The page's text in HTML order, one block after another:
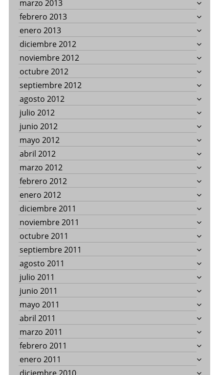
marzo 2013
febrero 2013
enero 2013
diciembre 2012
noviembre 2012
octubre 2012
septiembre 2012
agosto 2012
julio 2012
junio 2012
mayo 2012
abril 2012
marzo 2012
febrero 2012
enero 2012
diciembre 2011
noviembre 2011
octubre 2011
septiembre 2011
agosto 2011
julio 2011
junio 2011
mayo 2011
abril 2011
marzo 2011
febrero 2011
enero 2011